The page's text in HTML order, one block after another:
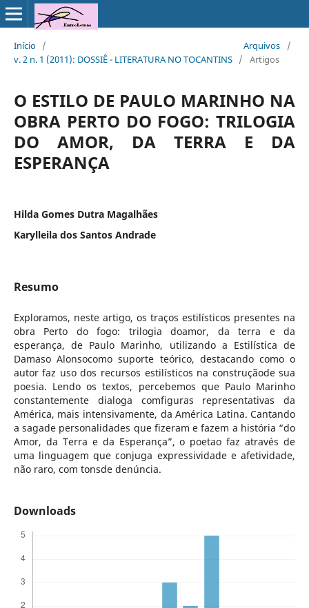
Início / Arquivos
/
v. 2 n. 1 (2011): DOSSIÊ - LITERATURA NO TOCANTINS / Artigos
O ESTILO DE PAULO MARINHO NA
OBRA PERTO DO FOGO: TRILOGIA
DO AMOR, DA TERRA E DA
ESPERANÇA
Hilda Gomes Dutra Magalhães
Karylleila dos Santos Andrade
Resumo
Exploramos, neste artigo, os traços estilísticos presentes na
obra Perto do fogo: trilogia doamor, da terra e da
esperança, de Paulo Marinho, utilizando a Estilística de
Damaso Alonsocomo suporte teórico, destacando como o
autor faz uso dos recursos estilísticos na construçãode sua
poesia. Lendo os textos, percebemos que Paulo Marinho
constantemente dialoga comfiguras representativas da
América, mais intensivamente, da América Latina. Cantando
a sagade personalidades que fizeram e fazem a história “do
Amor, da Terra e da Esperança”, o poetao faz através de
uma linguagem que conjuga expressividade e afetividade,
não raro, com tonsde denúncia.
Downloads